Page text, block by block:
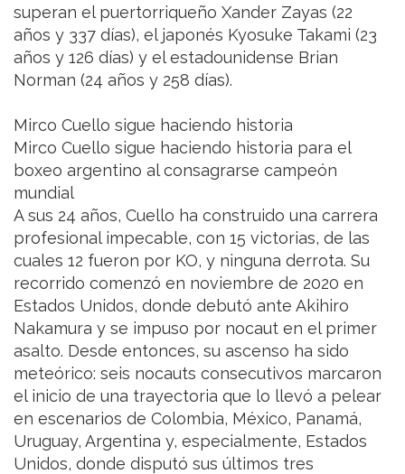
superan el puertorriqueño Xander Zayas (22
años y 337 días), el japonés Kyosuke Takami (23
años y 126 días) y el estadounidense Brian
Norman (24 años y 258 días).
Mirco Cuello sigue haciendo historia
Mirco Cuello sigue haciendo historia para el
boxeo argentino al consagrarse campeón
mundial
A sus 24 años, Cuello ha construido una carrera
profesional impecable, con 15 victorias, de las
cuales 12 fueron por KO, y ninguna derrota. Su
recorrido comenzó en noviembre de 2020 en
Estados Unidos, donde debutó ante Akihiro
Nakamura y se impuso por nocaut en el primer
asalto. Desde entonces, su ascenso ha sido
meteórico: seis nocauts consecutivos marcaron
el inicio de una trayectoria que lo llevó a pelear
en escenarios de Colombia, México, Panamá,
Uruguay, Argentina y, especialmente, Estados
Unidos, donde disputó sus últimos tres